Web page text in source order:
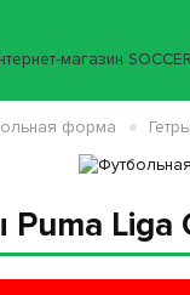
Puma Liga
форма